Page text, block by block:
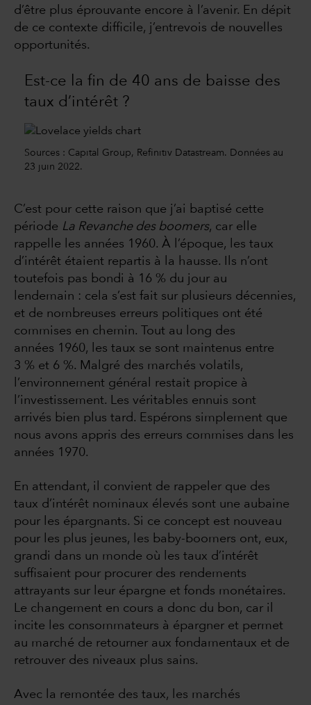
d’être plus éprouvante encore à l’avenir. En dépit
de ce contexte difficile, j’entrevois de nouvelles
opportunités.
Est-ce la fin de 40 ans de baisse des
taux d’intérêt ?
Sources : Capital Group, Refinitiv Datastream. Données au
23 juin 2022.
C’est pour cette raison que j’ai baptisé cette
période La Revanche des boomers, car elle
rappelle les années 1960. À l’époque, les taux
d’intérêt étaient repartis à la hausse. Ils n’ont
toutefois pas bondi à 16 % du jour au
lendemain : cela s’est fait sur plusieurs décennies,
et de nombreuses erreurs politiques ont été
commises en chemin. Tout au long des
années 1960, les taux se sont maintenus entre
3 % et 6 %. Malgré des marchés volatils,
l’environnement général restait propice à
l’investissement. Les véritables ennuis sont
arrivés bien plus tard. Espérons simplement que
nous avons appris des erreurs commises dans les
années 1970.
En attendant, il convient de rappeler que des
taux d’intérêt nominaux élevés sont une aubaine
pour les épargnants. Si ce concept est nouveau
pour les plus jeunes, les baby-boomers ont, eux,
grandi dans un monde où les taux d’intérêt
suffisaient pour procurer des rendements
attrayants sur leur épargne et fonds monétaires.
Le changement en cours a donc du bon, car il
incite les consommateurs à épargner et permet
au marché de retourner aux fondamentaux et de
retrouver des niveaux plus sains.
Avec la remontée des taux, les marchés